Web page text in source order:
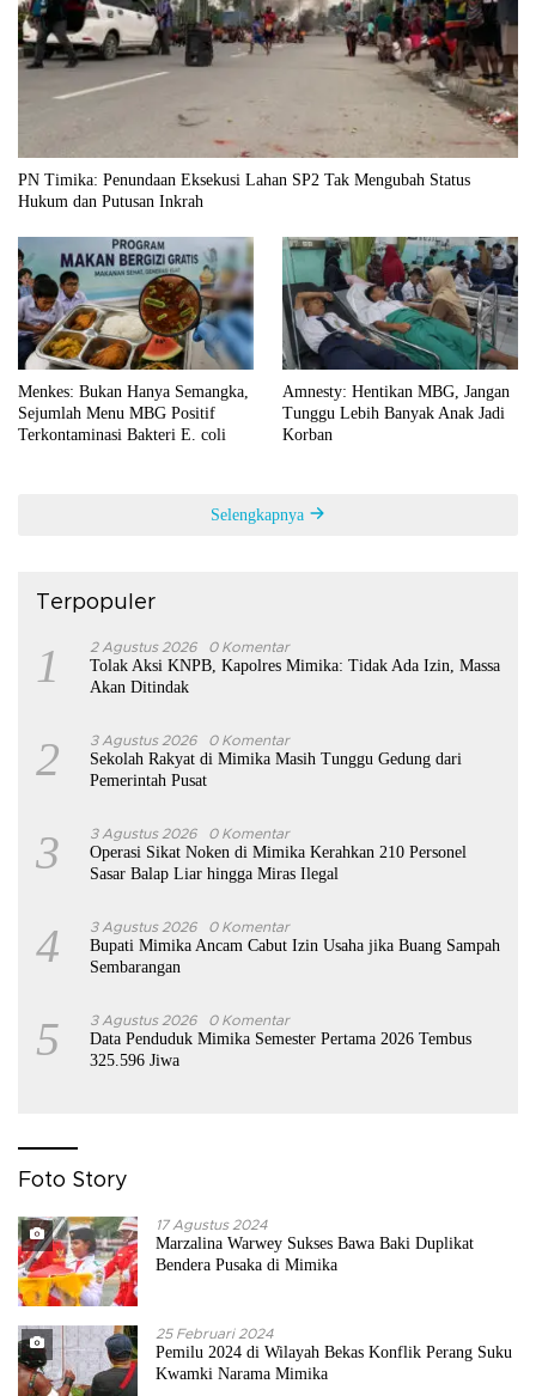
PN Timika: Penundaan Eksekusi Lahan SP2 Tak Mengubah Status
Hukum dan Putusan Inkrah
Menkes: Bukan Hanya Semangka,
Sejumlah Menu MBG Positif
Terkontaminasi Bakteri E. coli
Amnesty: Hentikan MBG, Jangan
Tunggu Lebih Banyak Anak Jadi
Korban
Selengkapnya
Terpopuler
1 2 Agustus 2026 0 Komentar
Tolak Aksi KNPB, Kapolres Mimika: Tidak Ada Izin, Massa
Akan Ditindak
2 3 Agustus 2026 0 Komentar
Sekolah Rakyat di Mimika Masih Tunggu Gedung dari
Pemerintah Pusat
3 3 Agustus 2026 0 Komentar
Operasi Sikat Noken di Mimika Kerahkan 210 Personel
Sasar Balap Liar hingga Miras Ilegal
4 3 Agustus 2026 0 Komentar
Bupati Mimika Ancam Cabut Izin Usaha jika Buang Sampah
Sembarangan
5 3 Agustus 2026 0 Komentar
Data Penduduk Mimika Semester Pertama 2026 Tembus
325.596 Jiwa
Foto Story
17 Agustus 2024
Marzalina Warwey Sukses Bawa Baki Duplikat
Bendera Pusaka di Mimika
25 Februari 2024
Pemilu 2024 di Wilayah Bekas Konflik Perang Suku
Kwamki Narama Mimika